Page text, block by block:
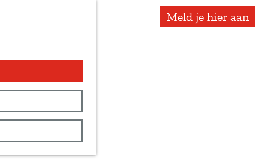
Meld je hier aan